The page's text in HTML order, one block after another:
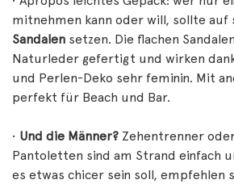
mitnehmen kann oder will, sollte auf
Sandalen setzen. Die flachen
Naturleder gefertigt und wirken
und Perlen-Deko sehr feminin. Mit
perfekt für Beach und Bar.
• Und die Männer? Zehentrenner
Pantoletten sind am Strand einfach
es etwas chicer sein soll, empfehlen